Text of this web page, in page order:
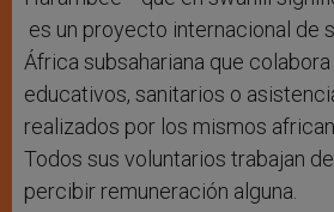
es un proyecto internacional de
África subsahariana que
educativos, sanitarios o
realizados por los mismos
Todos sus voluntarios trabajan
percibir remuneración alguna.